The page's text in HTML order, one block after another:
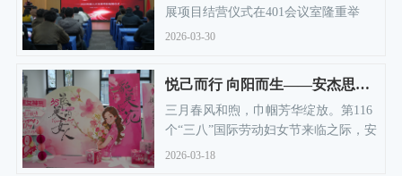
展项目结营仪式在401会议室隆重举
行。
2026-03-30
悦己而行 向阳而生——安杰思三八妇女节活动圆满开展
三月春风和煦，巾帼芳华绽放。第116
个“三八”国际劳动妇女节来临之际，安
杰思于3月6日向全体女员工送上节日祝
2026-03-18